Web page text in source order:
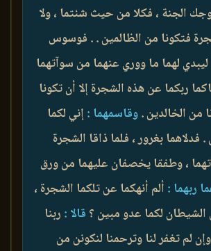
الجنة ، فكلا من حيث شئتما ، ولا
فتكونا من الظالمين . . فوسوس
لهما ما ووري عنهما من سوآتهما
ربكما عن هذه الشجرة إلا أن تكونا
من الخالدين .وقاسمهما :إني لكما
فدلاهما بغرور ، فلما ذاقا الشجرة
، وطفقا يخصفان عليهما من ورق
ربهما : ألم أنهكما عن تلكما الشجرة ،
الشيطان لكما عدو مبين ؟ قالا : ربنا
لم تغفر لنا وترحمنا لنكونن من